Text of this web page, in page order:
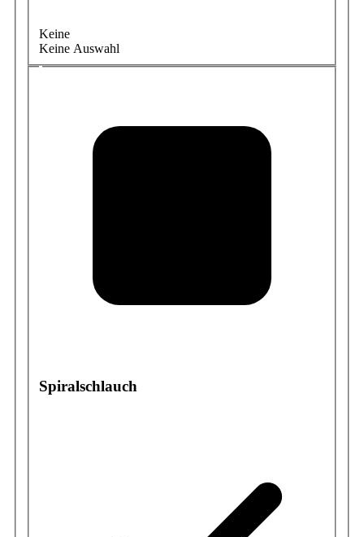
Keine
Keine Auswahl
Spiralschlauch